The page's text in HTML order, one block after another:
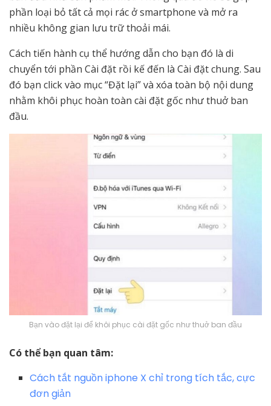
phần loại bỏ tất cả mọi rác ở smartphone và mở ra
nhiều không gian lưu trữ thoải mái.
Cách tiến hành cụ thể hướng dẫn cho bạn đó là di
chuyển tới phần Cài đặt rồi kế đến là Cài đặt chung. Sau
đó bạn click vào mục “Đặt lại” và xóa toàn bộ nội dung
nhằm khôi phục hoàn toàn cài đặt gốc như thuở ban
đầu.
Bạn vào đặt lại để khôi phục cài đặt gốc như thuở ban đầu
Có thể bạn quan tâm:
Cách tắt nguồn iphone X chỉ trong tích tắc, cực
đơn giản